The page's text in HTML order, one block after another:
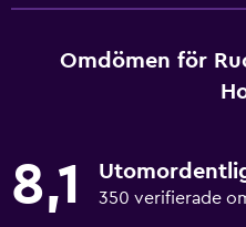
Omdömen för
8,1 350 verifierade